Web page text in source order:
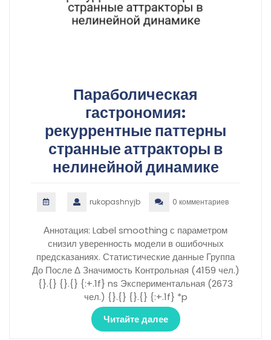
Параболическая
гастрономия:
рекуррентные паттерны
странные аттракторы в
нелинейной динамике
rukopashnyjb 0 комментариев
Аннотация: Label smoothing с параметром
снизил уверенность модели в ошибочных
предсказаниях. Статистические данные Группа
До После Δ Значимость Контрольная (4159 чел.)
{}.{} {}.{} {:+.1f} ns Экспериментальная (2673
чел.) {}.{} {}.{} {:+.1f} *p
Читайте далее